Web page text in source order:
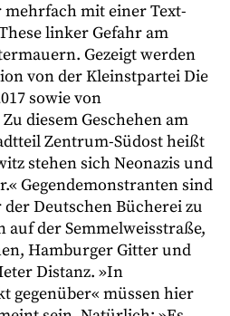
mit einer Text-
linker Gefahr am
Gezeigt werden
von der Kleinstpartei Die
sowie von
diesem Geschehen am
Zentrum-Südost heißt
stehen sich Neonazis und
Gegendemonstranten sind
Deutschen Bücherei zu
auf der Semmelweisstraße,
Hamburger Gitter und
Distanz. »In
gegenüber« müssen hier